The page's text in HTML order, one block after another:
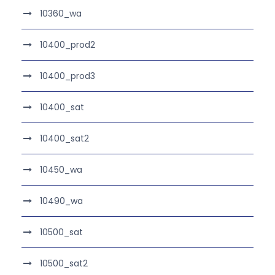
10360_wa
10400_prod2
10400_prod3
10400_sat
10400_sat2
10450_wa
10490_wa
10500_sat
10500_sat2